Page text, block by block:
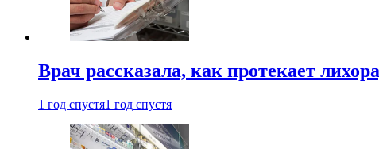
Врач рассказала, как протекает
1 год спустя1 год спустя